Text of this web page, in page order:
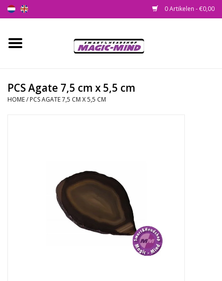
0 Artikelen - €0,00
Home
Smartshop
Health Supplies
PCS Agate 7,5 cm x 5,5 cm
HOME/ PCS AGATE 7,5 CM X 5,5 CM